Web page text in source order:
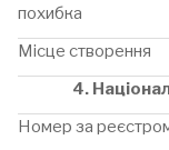
похибка
Місце створення
4.
Номер за